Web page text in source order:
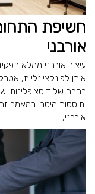
חשיפת
אורבני
עיצוב אורבני ממלא
אותן לפונקציונליות,
רחבה של דיסציפלינות
ותוססות היטב. במאמר
אורבני,...